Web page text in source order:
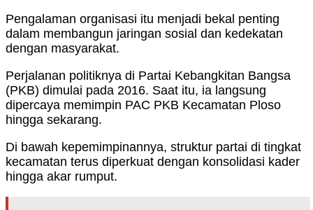
Pengalaman organisasi itu menjadi bekal penting
dalam membangun jaringan sosial dan kedekatan
dengan masyarakat.
Perjalanan politiknya di Partai Kebangkitan Bangsa
(PKB) dimulai pada 2016. Saat itu, ia langsung
dipercaya memimpin PAC PKB Kecamatan Ploso
hingga sekarang.
Di bawah kepemimpinannya, struktur partai di tingkat
kecamatan terus diperkuat dengan konsolidasi kader
hingga akar rumput.